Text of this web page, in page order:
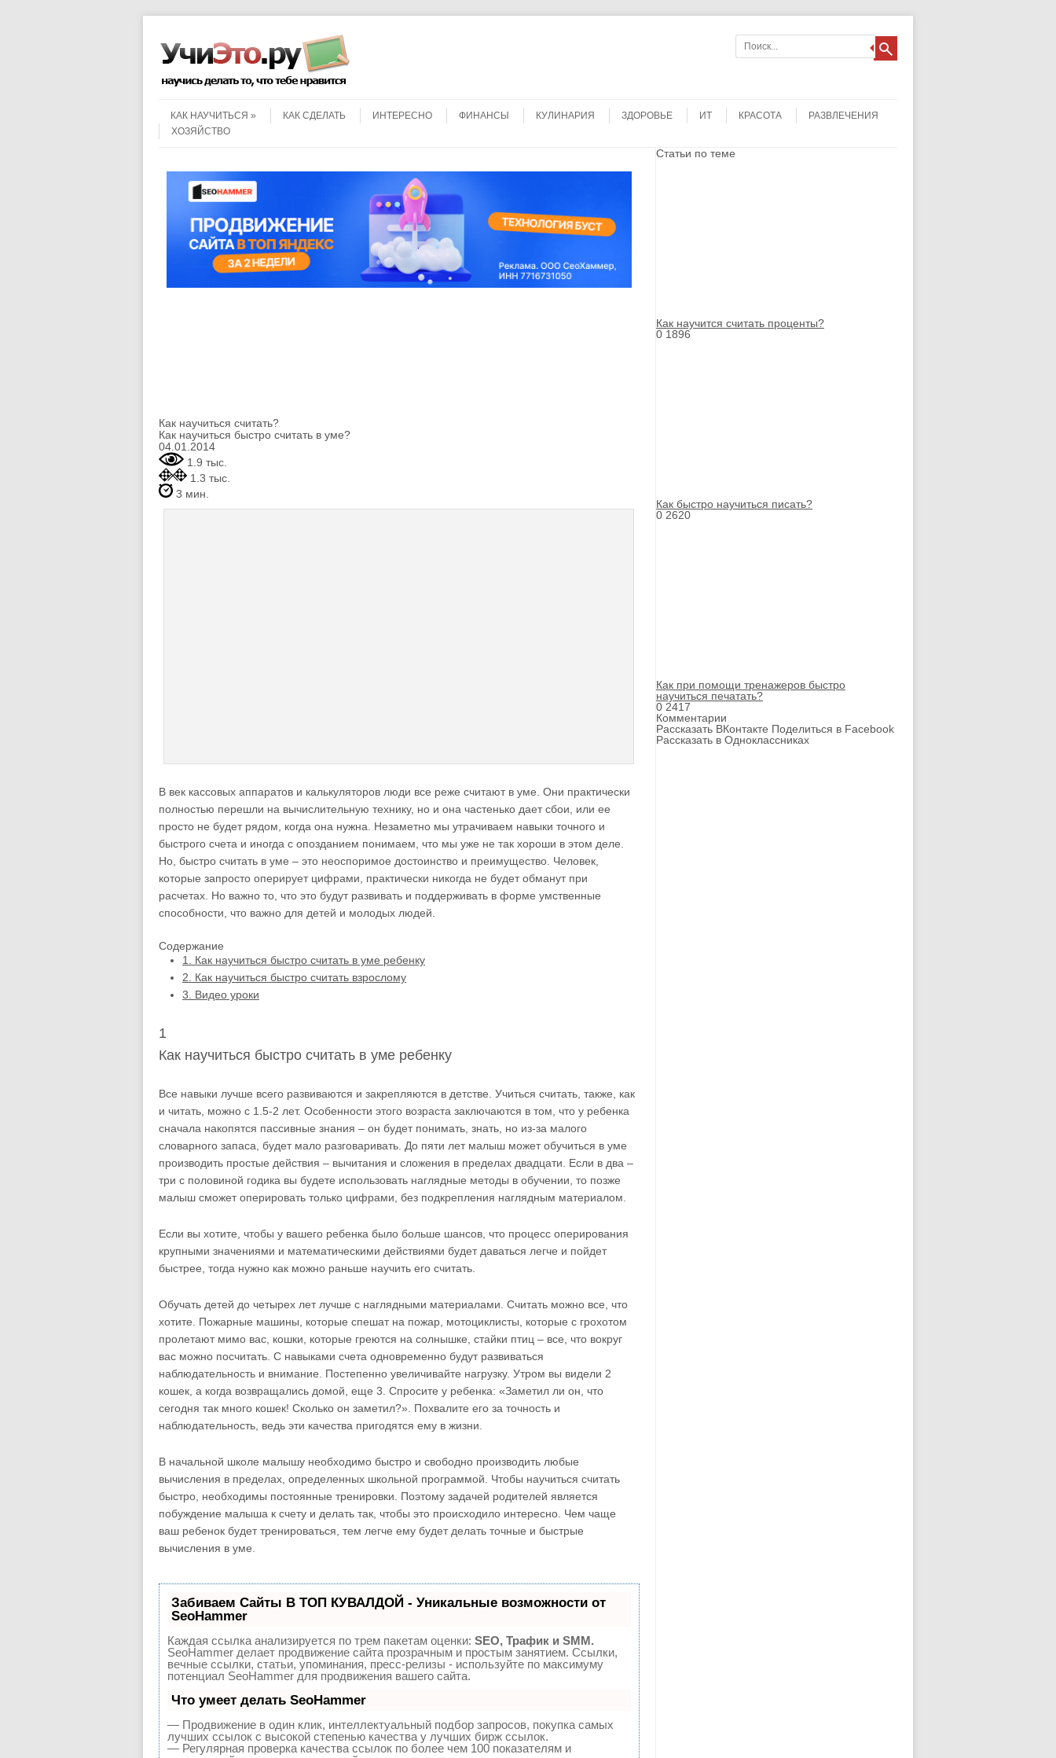
КАК НАУЧИТЬСЯ
КАК СДЕЛАТЬ ИНТЕРЕСНО ФИНАНСЫ КУЛИНАРИЯ ЗДОРОВЬЕ ИТ КРАСОТА
РАЗВЛЕЧЕНИЯ
ХОЗЯЙСТВО
Как научиться считать?
Как научиться быстро считать в уме?
04.01.2014
1.9 тыс.
1.3 тыс.
3 мин.
В век кассовых аппаратов и калькуляторов люди все реже считают в уме. Они практически
полностью перешли на вычислительную технику, но и она частенько дает сбои, или ее
просто не будет рядом, когда она нужна. Незаметно мы утрачиваем навыки точного и
быстрого счета и иногда с опозданием понимаем, что мы уже не так хороши в этом деле.
Но, быстро считать в уме – это неоспоримое достоинство и преимущество. Человек,
которые запросто оперирует цифрами, практически никогда не будет обманут при
расчетах. Но важно то, что это будут развивать и поддерживать в форме умственные
способности, что важно для детей и молодых людей.
Содержание
1.
Как научиться быстро считать в уме ребенку
2.
Как научиться быстро считать взрослому
3.
Видео уроки
1
Как научиться быстро считать в уме ребенку
Все навыки лучше всего развиваются и закрепляются в детстве. Учиться считать, также, как
и читать, можно с 1.5-2 лет. Особенности этого возраста заключаются в том, что у ребенка
сначала накопятся пассивные знания – он будет понимать, знать, но из-за малого
словарного запаса, будет мало разговаривать. До пяти лет малыш может обучиться в уме
производить простые действия – вычитания и сложения в пределах двадцати. Если в два –
три с половиной годика вы будете использовать наглядные методы в обучении, то позже
малыш сможет оперировать только цифрами, без подкрепления наглядным материалом.
Если вы хотите, чтобы у вашего ребенка было больше шансов, что процесс оперирования
крупными значениями и математическими действиями будет даваться легче и пойдет
быстрее, тогда нужно как можно раньше научить его считать.
Обучать детей до четырех лет лучше с наглядными материалами. Считать можно все, что
хотите. Пожарные машины, которые спешат на пожар, мотоциклисты, которые с грохотом
пролетают мимо вас, кошки, которые греются на солнышке, стайки птиц – все, что вокруг
вас можно посчитать. С навыками счета одновременно будут развиваться
наблюдательность и внимание. Постепенно увеличивайте нагрузку. Утром вы видели 2
кошек, а когда возвращались домой, еще 3. Спросите у ребенка: «Заметил ли он, что
сегодня так много кошек! Сколько он заметил?». Похвалите его за точность и
наблюдательность, ведь эти качества пригодятся ему в жизни.
В начальной школе малышу необходимо быстро и свободно производить любые
вычисления в пределах, определенных школьной программой. Чтобы научиться считать
быстро, необходимы постоянные тренировки. Поэтому задачей родителей является
побуждение малыша к счету и делать так, чтобы это происходило интересно. Чем чаще
ваш ребенок будет тренироваться, тем легче ему будет делать точные и быстрые
вычисления в уме.
Забиваем Сайты В ТОП КУВАЛДОЙ - Уникальные возможности от
SeoHammer
Каждая ссылка анализируется по трем пакетам оценки: SEO, Трафик и SMM.
SeoHammer делает продвижение сайта прозрачным и простым занятием. Ссылки,
вечные ссылки, статьи, упоминания, пресс-релизы - используйте по максимуму
потенциал SeoHammer для продвижения вашего сайта.
Что умеет делать SeoHammer
— Продвижение в один клик, интеллектуальный подбор запросов, покупка самых
лучших ссылок с высокой степенью качества у лучших бирж ссылок.
— Регулярная проверка качества ссылок по более чем 100 показателям и
Статьи по теме
Как научится считать проценты?
0 1896
Как быстро научиться писать?
0 2620
Как при помощи тренажеров быстро
научиться печатать?
0 2417
Комментарии
Рассказать ВКонтакте Поделиться в Facebook
Рассказать в Одноклассниках